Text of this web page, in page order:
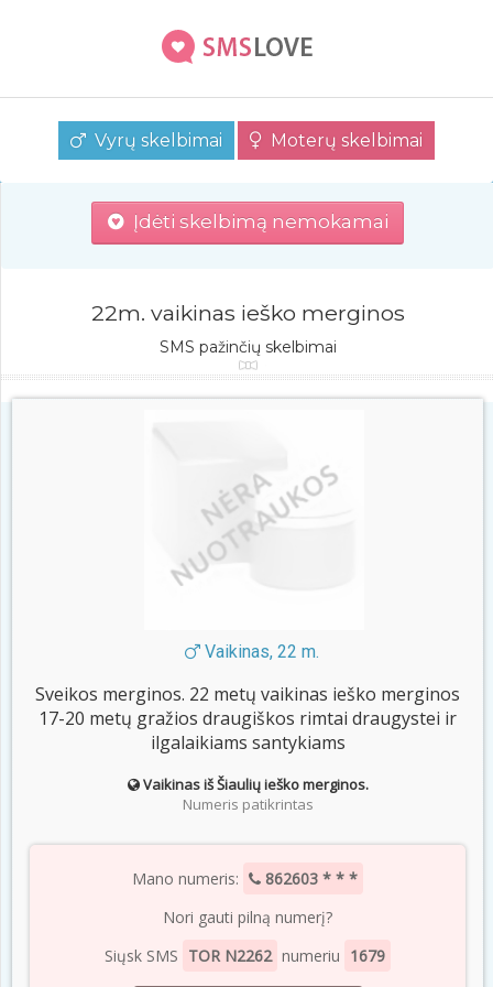
Vyrų skelbimai Moterų skelbimai
Įdėti skelbimą nemokamai
22m. vaikinas ieško merginos
SMS pažinčių skelbimai
Vaikinas, 22 m.
Sveikos merginos. 22 metų vaikinas ieško merginos
17-20 metų gražios draugiškos rimtai draugystei ir
ilgalaikiams santykiams
Vaikinas iš Šiaulių ieško merginos.
Numeris patikrintas
Mano numeris:
862603 * * *
Nori gauti pilną numerį?
Siųsk SMS TOR N2262 numeriu 1679